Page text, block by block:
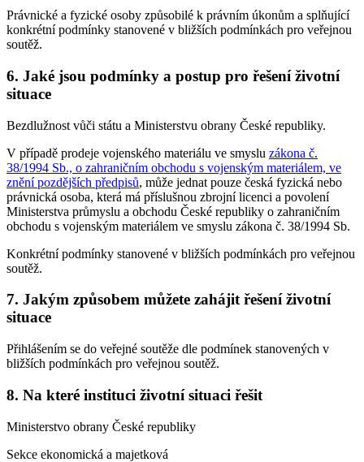
Právnické a fyzické osoby způsobilé k právním úkonům a splňující
konkrétní podmínky stanovené v bližších podmínkách pro veřejnou
soutěž.
6. Jaké jsou podmínky a postup pro řešení životní
situace
Bezdlužnost vůči státu a Ministerstvu obrany České republiky.
V případě prodeje vojenského materiálu ve smyslu zákona č.
38/1994 Sb., o zahraničním obchodu s vojenským materiálem, ve
znění pozdějších předpisů, může jednat pouze česká fyzická nebo
právnická osoba, která má příslušnou zbrojní licenci a povolení
Ministerstva průmyslu a obchodu České republiky o zahraničním
obchodu s vojenským materiálem ve smyslu zákona č. 38/1994 Sb.
Konkrétní podmínky stanovené v bližších podmínkách pro veřejnou
soutěž.
7. Jakým způsobem můžete zahájit řešení životní
situace
Přihlášením se do veřejné soutěže dle podmínek stanovených v
bližších podmínkách pro veřejnou soutěž.
8. Na které instituci životní situaci řešit
Ministerstvo obrany České republiky
Sekce ekonomická a majetková